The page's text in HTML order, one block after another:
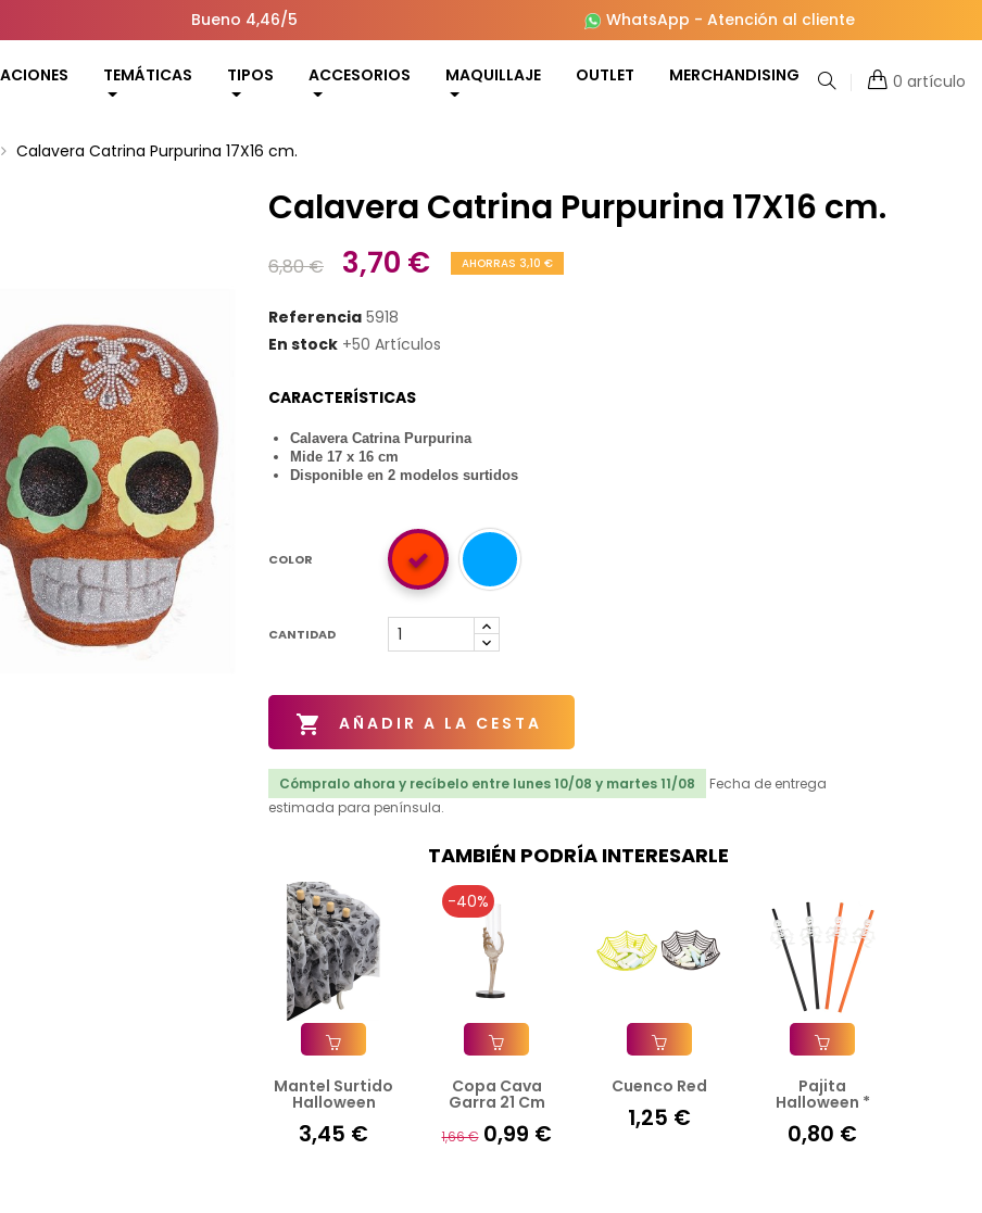
Bueno 4,46/5 WhatsApp - Atención al cliente
TEMÁTICAS TIPOS ACCESORIOS MAQUILLAJE OUTLET MERCHANDISING 0 artículo
Calavera Catrina Purpurina 17X16 cm.
Calavera Catrina Purpurina 17X16 cm.
6,80 € 3,70 € AHORRAS 3,10 €
Referencia 5918
En stock +50 Artículos
CARACTERÍSTICAS
Calavera Catrina Purpurina
Mide 17 x 16 cm
Disponible en 2 modelos surtidos
COLOR
CANTIDAD
 AÑADIR A LA CESTA
Cómpralo ahora y recíbelo entre lunes 10/08 y martes 11/08
Fecha de entrega
estimada para península.
TAMBIÉN PODRÍA INTERESARLE
Añadir A La Cesta
Mantel Surtido
Halloween
3,45 €
-40%
Añadir A La Cesta
Copa Cava
Garra 21 Cm
1,66 € 0,99 €
Añadir A La Cesta
Cuenco Red
1,25 €
Añadir A La Cesta
Pajita
Halloween *
0,80 €